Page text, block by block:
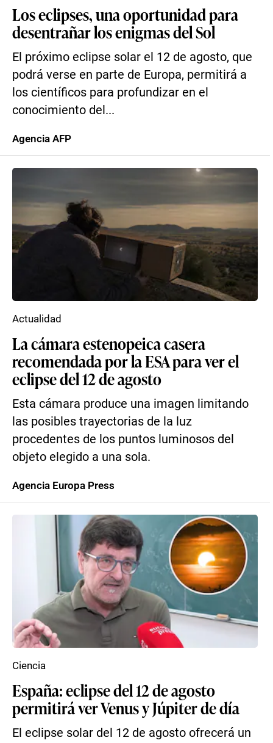
Los eclipses, una oportunidad para
desentrañar los enigmas del Sol
El próximo eclipse solar el 12 de agosto, que
podrá verse en parte de Europa, permitirá a
los científicos para profundizar en el
conocimiento del...
Agencia AFP
La cámara estenopeica casera
recomendada por la ESA para ver el
eclipse del 12 de agosto
Esta cámara produce una imagen limitando
las posibles trayectorias de la luz
procedentes de los puntos luminosos del
objeto elegido a una sola.
Actualidad
Agencia Europa Press
España: eclipse del 12 de agosto
permitirá ver Venus y Júpiter de día
El eclipse solar del 12 de agosto ofrecerá un
Ciencia